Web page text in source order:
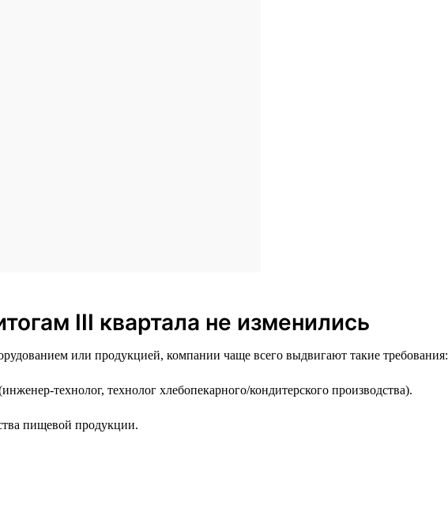
III квартала не изменились
или продукцией, компании чаще всего выдвигают такие требования:
технолог, технолог хлебопекарного/кондитерского производства).
пищевой продукции.